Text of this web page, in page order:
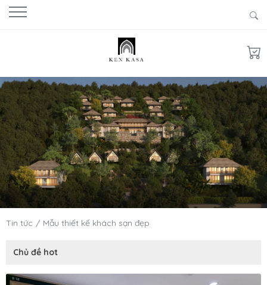
Tin tức Mẫu thiết kế khách sạn đẹp
Chủ đề hot